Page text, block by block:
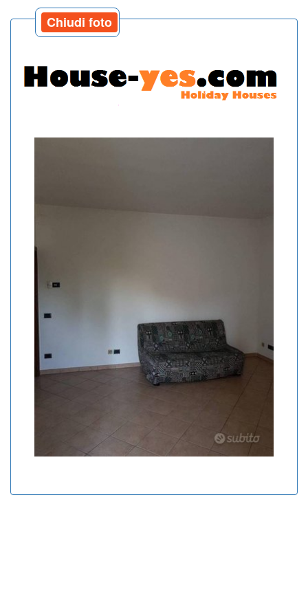
Chiudi foto